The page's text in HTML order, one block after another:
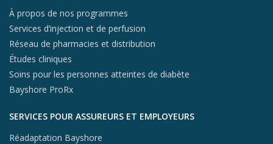
À propos de nos programmes
Services d’injection et de perfusion
Réseau de pharmacies et distribution
Études cliniques
Soins pour les personnes atteintes de diabète
Bayshore ProRx
SERVICES POUR ASSUREURS ET EMPLOYEURS
Réadaptation Bayshore